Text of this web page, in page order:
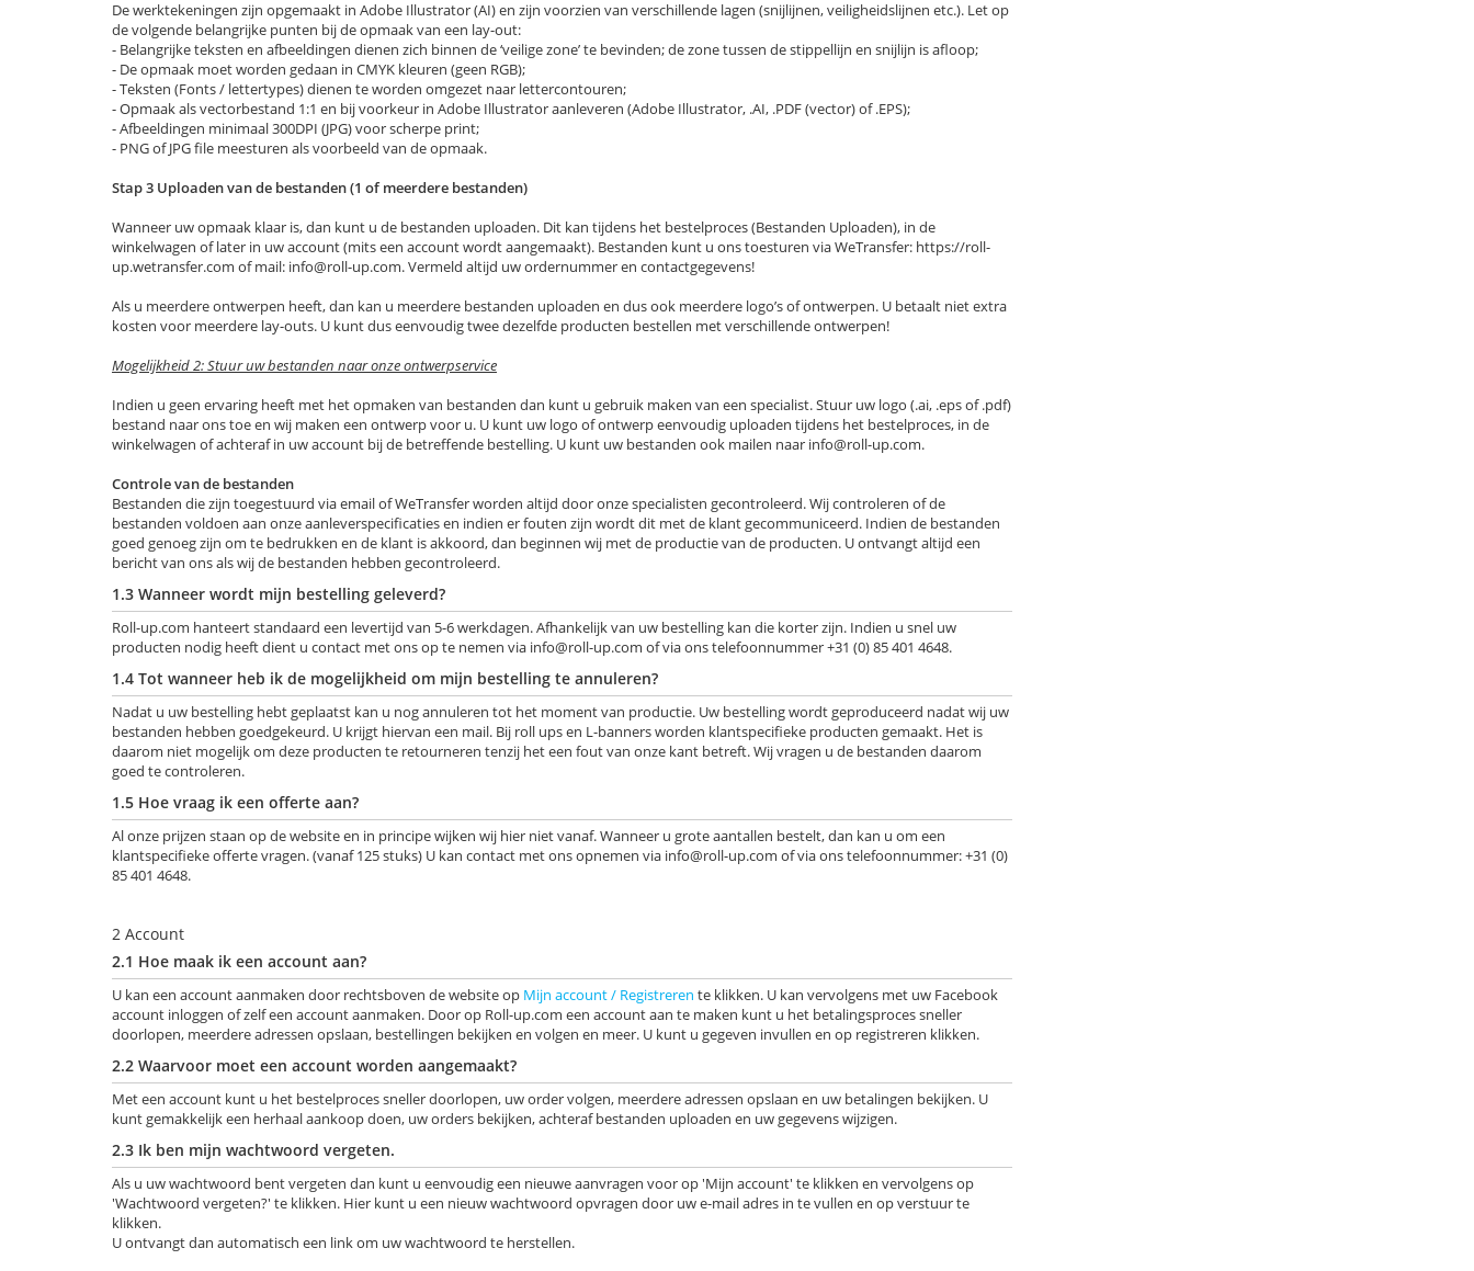
De werktekeningen zijn opgemaakt in Adobe Illustrator (AI) en zijn voorzien van verschillende lagen (snijlijnen, veiligheidslijnen etc.). Let op
de volgende belangrijke punten bij de opmaak van een lay-out:
- Belangrijke teksten en afbeeldingen dienen zich binnen de ‘veilige zone’ te bevinden; de zone tussen de stippellijn en snijlijn is afloop;
- De opmaak moet worden gedaan in CMYK kleuren (geen RGB);
- Teksten (Fonts / lettertypes) dienen te worden omgezet naar lettercontouren;
- Opmaak als vectorbestand 1:1 en bij voorkeur in Adobe Illustrator aanleveren (Adobe Illustrator, .AI, .PDF (vector) of .EPS);
- Afbeeldingen minimaal 300DPI (JPG) voor scherpe print;
- PNG of JPG file meesturen als voorbeeld van de opmaak.
Stap 3 Uploaden van de bestanden (1 of meerdere bestanden)
Wanneer uw opmaak klaar is, dan kunt u de bestanden uploaden. Dit kan tijdens het bestelproces (Bestanden Uploaden), in de
winkelwagen of later in uw account (mits een account wordt aangemaakt). Bestanden kunt u ons toesturen via WeTransfer: https://roll-
up.wetransfer.com of mail: info@roll-up.com. Vermeld altijd uw ordernummer en contactgegevens!
Als u meerdere ontwerpen heeft, dan kan u meerdere bestanden uploaden en dus ook meerdere logo’s of ontwerpen. U betaalt niet extra
kosten voor meerdere lay-outs. U kunt dus eenvoudig twee dezelfde producten bestellen met verschillende ontwerpen!
Mogelijkheid 2: Stuur uw bestanden naar onze ontwerpservice
Indien u geen ervaring heeft met het opmaken van bestanden dan kunt u gebruik maken van een specialist. Stuur uw logo (.ai, .eps of .pdf)
bestand naar ons toe en wij maken een ontwerp voor u. U kunt uw logo of ontwerp eenvoudig uploaden tijdens het bestelproces, in de
winkelwagen of achteraf in uw account bij de betreffende bestelling. U kunt uw bestanden ook mailen naar info@roll-up.com.
Controle van de bestanden
Bestanden die zijn toegestuurd via email of WeTransfer worden altijd door onze specialisten gecontroleerd. Wij controleren of de
bestanden voldoen aan onze aanleverspecificaties en indien er fouten zijn wordt dit met de klant gecommuniceerd. Indien de bestanden
goed genoeg zijn om te bedrukken en de klant is akkoord, dan beginnen wij met de productie van de producten. U ontvangt altijd een
bericht van ons als wij de bestanden hebben gecontroleerd.
1.3 Wanneer wordt mijn bestelling geleverd?
Roll-up.com hanteert standaard een levertijd van 5-6 werkdagen. Afhankelijk van uw bestelling kan die korter zijn. Indien u snel uw
producten nodig heeft dient u contact met ons op te nemen via info@roll-up.com of via ons telefoonnummer +31 (0) 85 401 4648.
1.4 Tot wanneer heb ik de mogelijkheid om mijn bestelling te annuleren?
Nadat u uw bestelling hebt geplaatst kan u nog annuleren tot het moment van productie. Uw bestelling wordt geproduceerd nadat wij uw
bestanden hebben goedgekeurd. U krijgt hiervan een mail. Bij roll ups en L-banners worden klantspecifieke producten gemaakt. Het is
daarom niet mogelijk om deze producten te retourneren tenzij het een fout van onze kant betreft. Wij vragen u de bestanden daarom
goed te controleren.
1.5 Hoe vraag ik een offerte aan?
Al onze prijzen staan op de website en in principe wijken wij hier niet vanaf. Wanneer u grote aantallen bestelt, dan kan u om een
klantspecifieke offerte vragen. (vanaf 125 stuks) U kan contact met ons opnemen via info@roll-up.com of via ons telefoonnummer: +31 (0)
85 401 4648.
2 Account
2.1 Hoe maak ik een account aan?
U kan een account aanmaken door rechtsboven de website op Mijn account / Registreren te klikken. U kan vervolgens met uw Facebook
account inloggen of zelf een account aanmaken. Door op Roll-up.com een account aan te maken kunt u het betalingsproces sneller
doorlopen, meerdere adressen opslaan, bestellingen bekijken en volgen en meer. U kunt u gegeven invullen en op registreren klikken.
2.2 Waarvoor moet een account worden aangemaakt?
Met een account kunt u het bestelproces sneller doorlopen, uw order volgen, meerdere adressen opslaan en uw betalingen bekijken. U
kunt gemakkelijk een herhaal aankoop doen, uw orders bekijken, achteraf bestanden uploaden en uw gegevens wijzigen.
2.3 Ik ben mijn wachtwoord vergeten.
Als u uw wachtwoord bent vergeten dan kunt u eenvoudig een nieuwe aanvragen voor op 'Mijn account' te klikken en vervolgens op
'Wachtwoord vergeten?' te klikken. Hier kunt u een nieuw wachtwoord opvragen door uw e-mail adres in te vullen en op verstuur te
klikken.
U ontvangt dan automatisch een link om uw wachtwoord te herstellen.